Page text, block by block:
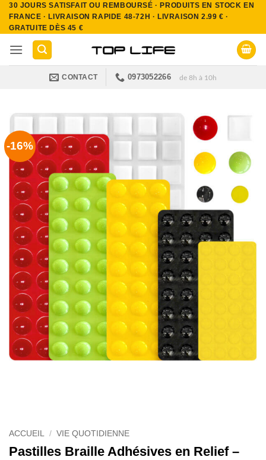
Passer
au
contenu
30 JOURS SATISFAIT OU REMBOURSÉ · PRODUITS EN STOCK EN
FRANCE · LIVRAISON RAPIDE 48-72H · LIVRAISON 2.99 € ·
GRATUITE DÈS 45 €
CONTACT 0973052266 de 8h à 10h
-16%
ACCUEIL / VIE QUOTIDIENNE
Pastilles Braille Adhésives en Relief –